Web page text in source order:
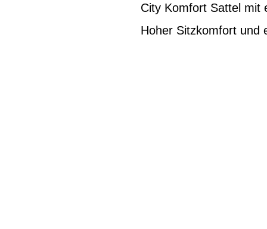
City Komfort Sattel mit
Hoher Sitzkomfort und